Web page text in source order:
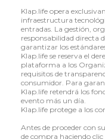
Klap.life opera
infraestructura
entradas. La gestión,
responsabilidad directa
garantizar los
Klap.life se reserva el
plataforma a los
requisitos de
consumidor. Para
Klap.life retendrá los
evento más un día.
Klap.life protege a los
Antes de proceder con
de compra haciendo clic